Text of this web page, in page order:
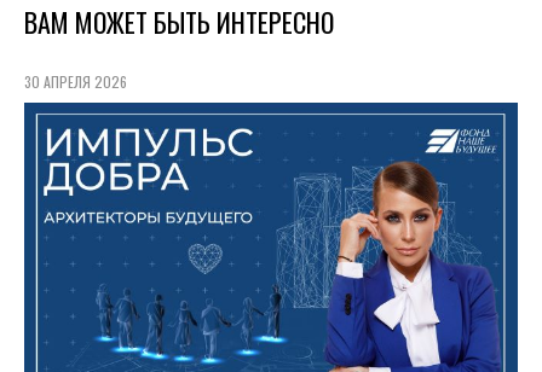
ВАМ МОЖЕТ БЫТЬ ИНТЕРЕСНО
30 АПРЕЛЯ 2026